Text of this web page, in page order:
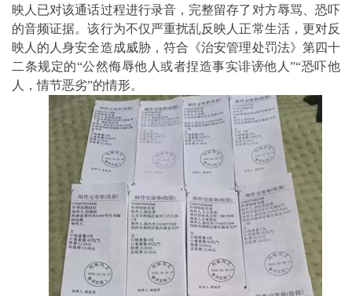
映人已对该通话过程进行录音，完整留存了对方辱骂、恐吓
的音频证据。该行为不仅严重扰乱反映人正常生活，更对反
映人的人身安全造成威胁，符合《治安管理处罚法》第四十
二条规定的“公然侮辱他人或者捏造事实诽谤他人”“恐吓他
人，情节恶劣”的情形。